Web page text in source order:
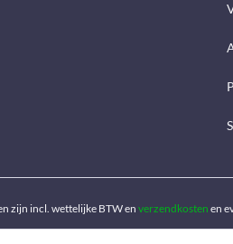
zijn incl. wettelijke BTW en verzendkosten en